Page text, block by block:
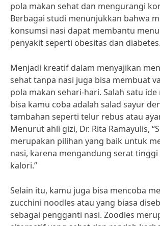
pola makan sehat dan mengurangi
Berbagai studi menunjukkan bahwa
konsumsi nasi dapat membantu
penyakit seperti obesitas dan diabetes.
Menjadi kreatif dalam menyajikan
sehat tanpa nasi juga bisa membuat
pola makan sehari-hari. Salah satu ide
bisa kamu coba adalah salad sayur
tambahan seperti telur rebus atau
Menurut ahli gizi, Dr. Rita Ramayulis,
merupakan pilihan yang baik untuk
nasi, karena mengandung serat
kalori.”
Selain itu, kamu juga bisa mencoba
zucchini noodles atau yang biasa
sebagai pengganti nasi. Zoodles